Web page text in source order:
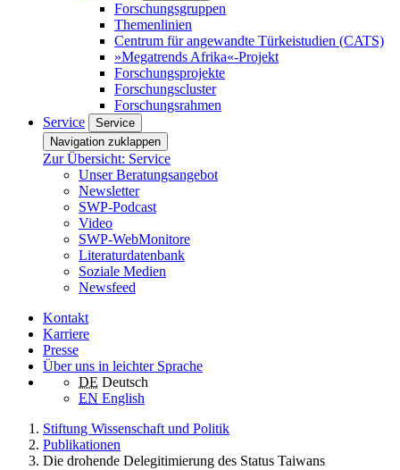
Forschungsgruppen
Themenlinien
Centrum für angewandte Türkeistudien (CATS)
»Megatrends Afrika«-Projekt
Forschungsprojekte
Forschungscluster
Forschungsrahmen
Service
Service
Navigation zuklappen
Zur Übersicht: Service
Unser Beratungsangebot
Newsletter
SWP-Podcast
Video
SWP-WebMonitore
Literaturdatenbank
Soziale Medien
Newsfeed
Kontakt
Karriere
Presse
Über uns in leichter Sprache
DE Deutsch
EN English
Stiftung Wissenschaft und Politik
Publikationen
Die drohende Delegitimierung des Status Taiwans